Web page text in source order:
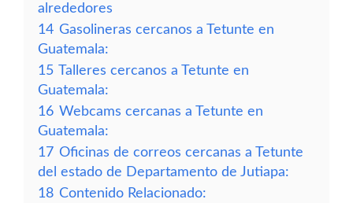
alrededores
14 Gasolineras cercanos a Tetunte en
Guatemala:
15 Talleres cercanos a Tetunte en
Guatemala:
16 Webcams cercanas a Tetunte en
Guatemala:
17 Oficinas de correos cercanas a Tetunte
del estado de Departamento de Jutiapa:
18 Contenido Relacionado: